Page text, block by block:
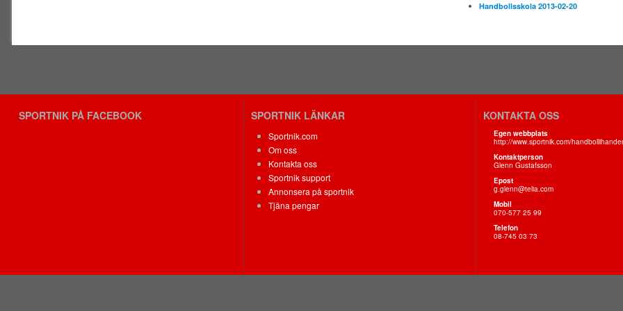
Handbollsskola 2013-02-20
SPORTNIK PÅ FACEBOOK SPORTNIK LÄNKAR
Sportnik.com
Om oss
Kontakta oss
Sportnik support
Annonsera på sportnik
Tjäna pengar
KONTAKTA OSS
Egen webbplats
http://www.sportnik.com/
Kontaktperson
Glenn Gustafsson
Epost
g.glenn@telia.com
Mobil
070-577 25 99
Telefon
08-745 03 73